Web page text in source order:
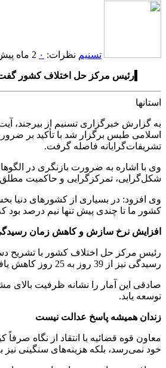
تسنیم نظرات: ۰ 2 ماه پیش
رئیس مرکز حل اختلاف کشور
استانها
به گزارش خبرگزاری تسنیم از بیرجند،
اسلامی طبس برگزار شد با تأکید بر
تشریفات‌گرایانه فاصله گرفت.
وی با اشاره به ضرورت بازنگری در
شکل‌گرایی، تمرکزگرایی و حاکمیت
وی افزود: در بسیاری از کشورهای
کشور ما تا چندی پیش تنها نیم درصد بود
افزایش نرخ سازش و کاهش زمان
رسیدگی نیز از 39 روز به 25 روز کاهش یافته است.
صادقی این آمار را نشانه ظرفیت بالای
توسعه یابد.
زندان همیشه پاسخ عدالت نیست
معاون قوه قضائیه با انتقاد از نگاه
خود نمی‌رسد، بلکه هزینه‌های سنگینی نیز